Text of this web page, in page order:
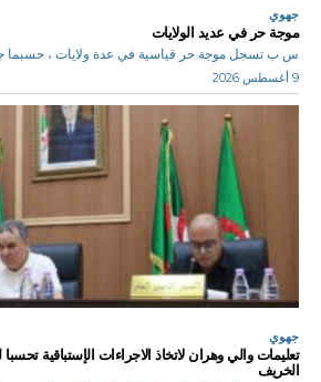
جهوي
موجة حر في عديد الولايات
س ب تسجل موجة حر قياسية في عدة ولايات ، حسبما جاء في نشرية خاصة...
9 أغسطس 2026
جهوي
تعليمات والي وهران لاتخاذ الاجراءات الإستباقية
الخريف